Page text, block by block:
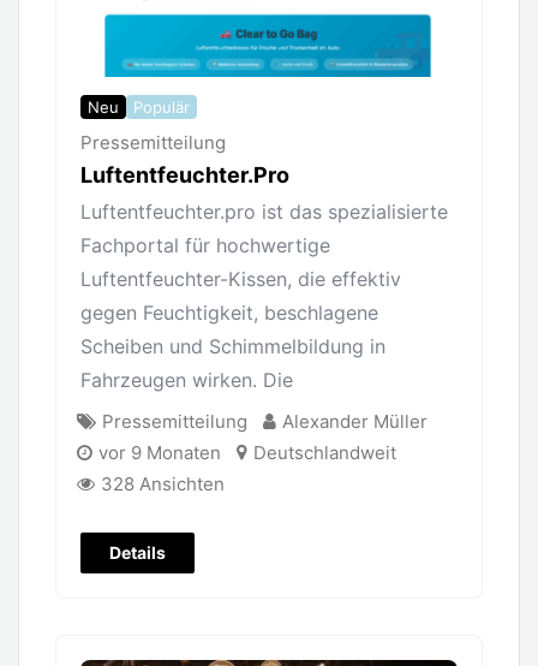
Neu Populär
Pressemitteilung
Luftentfeuchter.Pro
Luftentfeuchter.pro ist das spezialisierte
Fachportal für hochwertige
Luftentfeuchter-Kissen, die effektiv
gegen Feuchtigkeit, beschlagene
Scheiben und Schimmelbildung in
Fahrzeugen wirken. Die
Pressemitteilung
Alexander Müller
vor 9 Monaten
Deutschlandweit
328 Ansichten
Details